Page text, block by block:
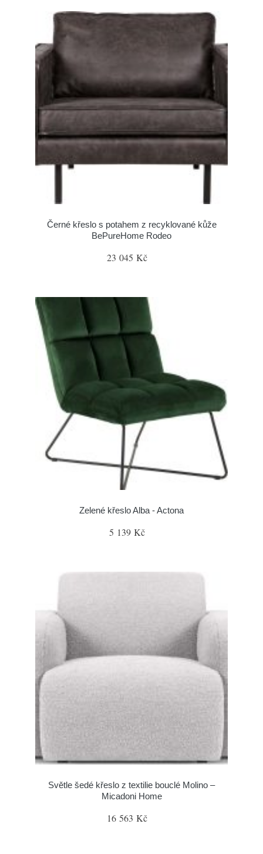
Černé křeslo s potahem z recyklované kůže
BePureHome Rodeo
23 045 Kč
Zelené křeslo Alba - Actona
5 139 Kč
Světle šedé křeslo z textilie bouclé Molino –
Micadoni Home
16 563 Kč